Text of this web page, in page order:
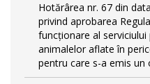
Hotărârea nr. 67 din
privind aprobarea
funcționare al
animalelor aflate în
pentru care s-a emis un